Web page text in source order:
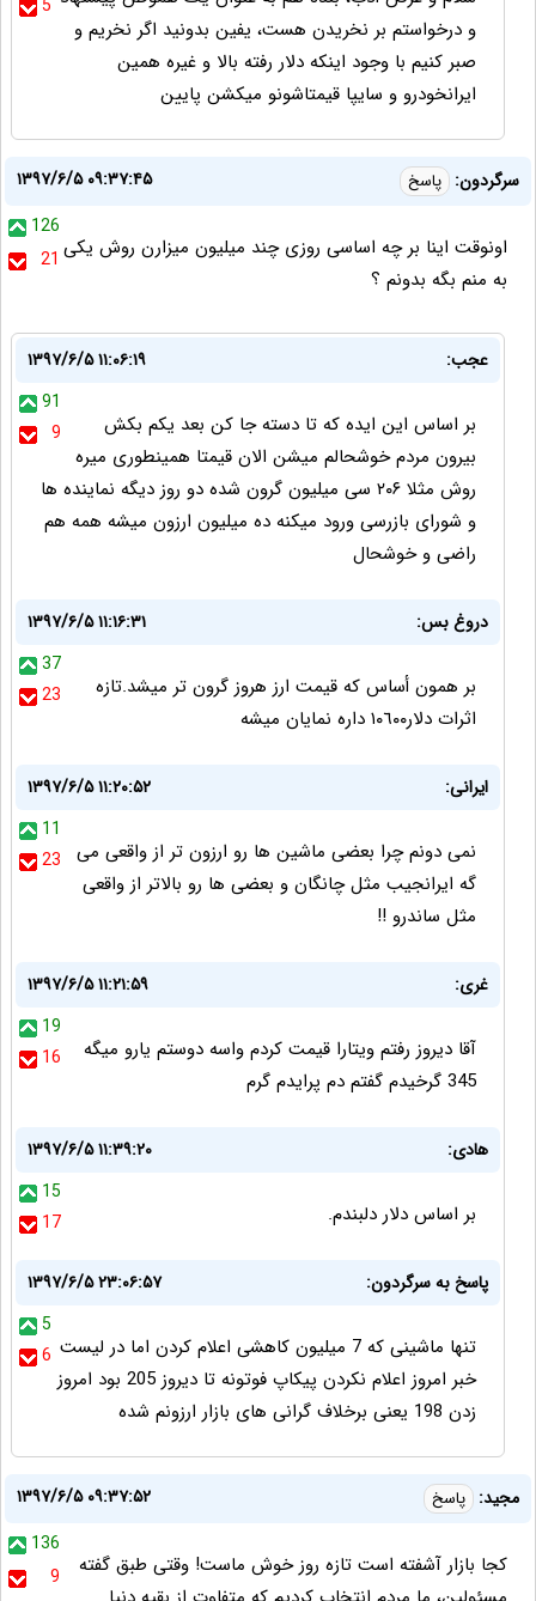
5
و درخواستم بر نخریدن هست، یفین بدونید اگر نخریم و
صبر کنیم با وجود اینکه دلار رفته بالا و غیره همین
ایرانخودرو و سایپا قیمتاشونو میکشن پایین
سرگردون: پاسخ
۱۳۹۷/۶/۵ ۰۹:۳۷:۴۵
126
21 اونوقت اینا بر چه اساسی روزی چند میلیون میزارن روش یکی
به منم بگه بدونم ؟
عجب:
۱۳۹۷/۶/۵ ۱۱:۰۶:۱۹
91
9
بر اساس این ایده که تا دسته جا کن بعد یکم بکش
بیرون مردم خوشحالم میشن الان قیمتا همینطوری میره
روش مثلا ۲۰۶ سی میلیون گرون شده دو روز دیگه نماینده ها
و شورای بازرسی ورود میکنه ده میلیون ارزون میشه همه هم
راضی و خوشحال
دروغ بس:
۱۳۹۷/۶/۵ ۱۱:۱۶:۳۱
37
23
بر همون أساس كه قيمت ارز هروز گرون تر ميشد.تازه
اثرات دلار١٠٦٠٠ داره نمايان ميشه
ایرانی:
۱۳۹۷/۶/۵ ۱۱:۲۰:۵۲
11
23
نمی دونم چرا بعضی ماشین ها رو ارزون تر از واقعی می
گه ایرانجیب مثل چانگان و بعضی ها رو بالاتر از واقعی
مثل ساندرو !!
غری:
۱۳۹۷/۶/۵ ۱۱:۲۱:۵۹
19
16
آقا دیروز رفتم ویتارا قیمت کردم واسه دوستم یارو میگه
345 گرخیدم گفتم دم پرایدم گرم
هادی:
۱۳۹۷/۶/۵ ۱۱:۳۹:۲۰
15
17
بر اساس دلار دلبندم.
پاسخ به سرگردون:
۱۳۹۷/۶/۵ ۲۳:۰۶:۵۷
5
6 تنها ماشینی که 7 میلیون کاهشی اعلام کردن اما در لیست
خبر امروز اعلام نکردن پیکاپ فوتونه تا دیروز 205 بود امروز
زدن 198 یعنی برخلاف گرانی های بازار ارزونم شده
مجید: پاسخ
۱۳۹۷/۶/۵ ۰۹:۳۷:۵۲
136
9
کجا بازار آشفته است تازه روز خوش ماست! وقتی طبق گفته